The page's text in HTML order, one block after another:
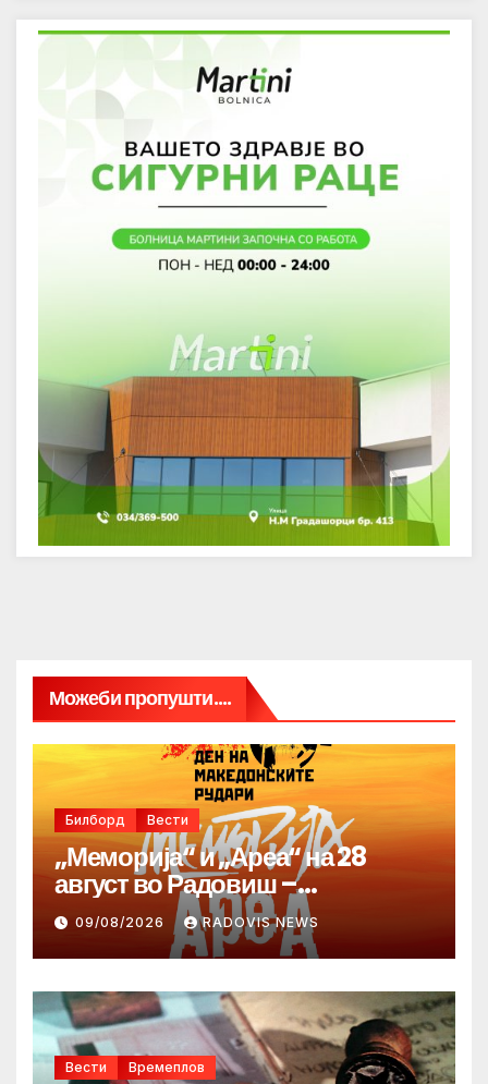
Можеби пропушти....
Билборд Вести
„Меморија“ и „Ареа“ на 28
август во Радовиш –
продолжува традицијата за
Денот на македонските рудари
09/08/2026 RADOVIS NEWS
Вести Времеплов